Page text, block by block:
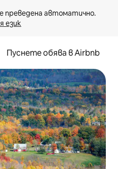
език
Пуснете обява в Airbnb